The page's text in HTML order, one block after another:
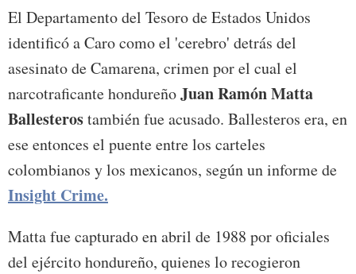
El Departamento del Tesoro de Estados Unidos
identificó a Caro como el 'cerebro' detrás del
asesinato de Camarena, crimen por el cual el
narcotraficante hondureñoJuan Ramón Matta
Ballesterostambién fue acusado. Ballesteros era, en
ese entonces el puente entre los carteles
colombianos y los mexicanos, según un informe de
Insight Crime.
Matta fue capturado en abril de 1988 por oficiales
del ejército hondureño, quienes lo recogieron